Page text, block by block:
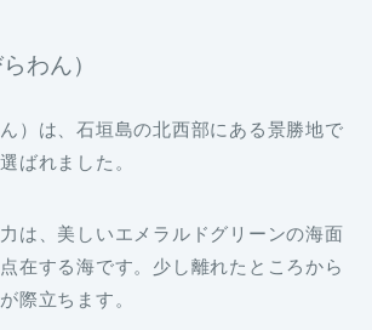
わん）
）は、石垣島の北西部にある景勝地で
ばれました。
は、美しいエメラルドグリーンの海面
在する海です。少し離れたところから
際立ちます。